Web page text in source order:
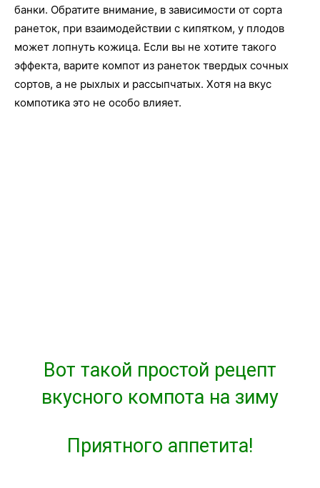
банки. Обратите внимание, в зависимости от сорта
ранеток, при взаимодействии с кипятком, у плодов
может лопнуть кожица. Если вы не хотите такого
эффекта, варите компот из ранеток твердых сочных
сортов, а не рыхлых и рассыпчатых. Хотя на вкус
компотика это не особо влияет.
Вот такой простой рецепт
вкусного компота на зиму
Приятного аппетита!